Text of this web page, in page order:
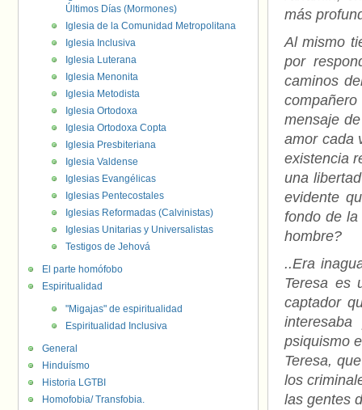
más
Al mismo
por
caminos
mensaje
amor cada
existencia
una
evidente
fondo de
hombre?
..Era
Teresa es
captador
psiquismo
Teresa,
los
las gentes
Últimos Días (Mormones)
Iglesia de la Comunidad Metropolitana
Iglesia Inclusiva
Iglesia Luterana
Iglesia Menonita
Iglesia Metodista
Iglesia Ortodoxa
Iglesia Ortodoxa Copta
Iglesia Presbiteriana
Iglesia Valdense
Iglesias Evangélicas
Iglesias Pentecostales
Iglesias Reformadas (Calvinistas)
Iglesias Unitarias y Universalistas
Testigos de Jehová
El parte homófobo
Espiritualidad
"Migajas" de espiritualidad
Espiritualidad Inclusiva
General
Hinduísmo
Historia LGTBI
Homofobia/ Transfobia.